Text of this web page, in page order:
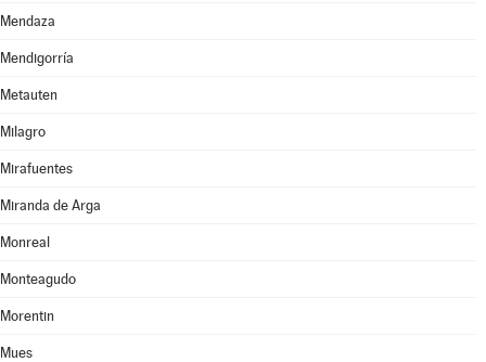
Mendaza
Mendigorría
Metauten
Milagro
Mirafuentes
Miranda de Arga
Monreal
Monteagudo
Morentin
Mues